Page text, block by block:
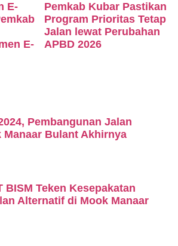
E-
E-
Pemkab Kubar Pastikan
Program Prioritas Tetap
Jalan lewat Perubahan
APBD 2026
Pembangunan Jalan
Bulant Akhirnya
BISM Teken Kesepakatan
Alternatif di Mook Manaar